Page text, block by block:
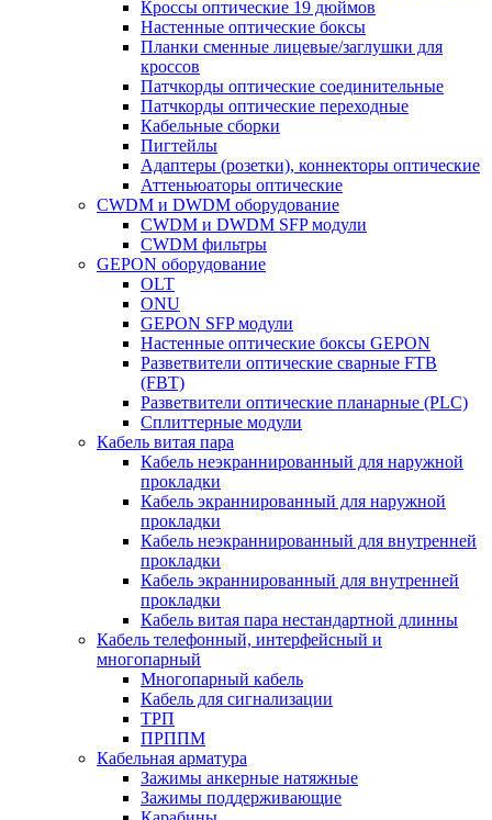
Кроссы оптические 19 дюймов
Настенные оптические боксы
Планки сменные лицевые/заглушки для
кроссов
Патчкорды оптические соединительные
Патчкорды оптические переходные
Кабельные сборки
Пигтейлы
Адаптеры (розетки), коннекторы оптические
Аттеньюаторы оптические
CWDM и DWDM оборудование
CWDM и DWDM SFP модули
CWDM фильтры
GEPON оборудование
OLT
ONU
GEPON SFP модули
Настенные оптические боксы GEPON
Разветвители оптические сварные FTB
(FBT)
Разветвители оптические планарные (PLC)
Сплиттерные модули
Кабель витая пара
Кабель неэкраннированный для наружной
прокладки
Кабель экраннированный для наружной
прокладки
Кабель неэкраннированный для внутренней
прокладки
Кабель экраннированный для внутренней
прокладки
Кабель витая пара нестандартной длинны
Кабель телефонный, интерфейсный и
многопарный
Многопарный кабель
Кабель для сигнализации
ТРП
ПРППМ
Кабельная арматура
Зажимы анкерные натяжные
Зажимы поддерживающие